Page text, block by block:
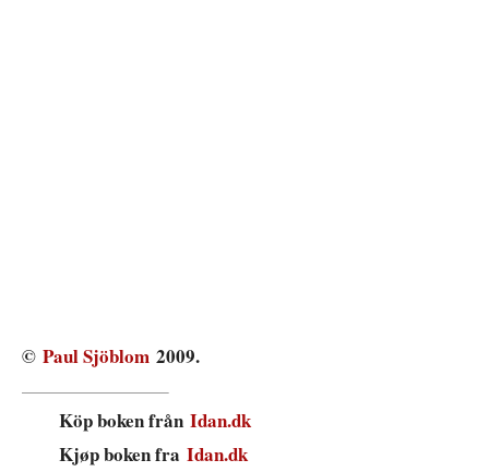
© Paul Sjöblom 2009.
Köp boken från Idan.dk
Kjøp boken fra Idan.dk